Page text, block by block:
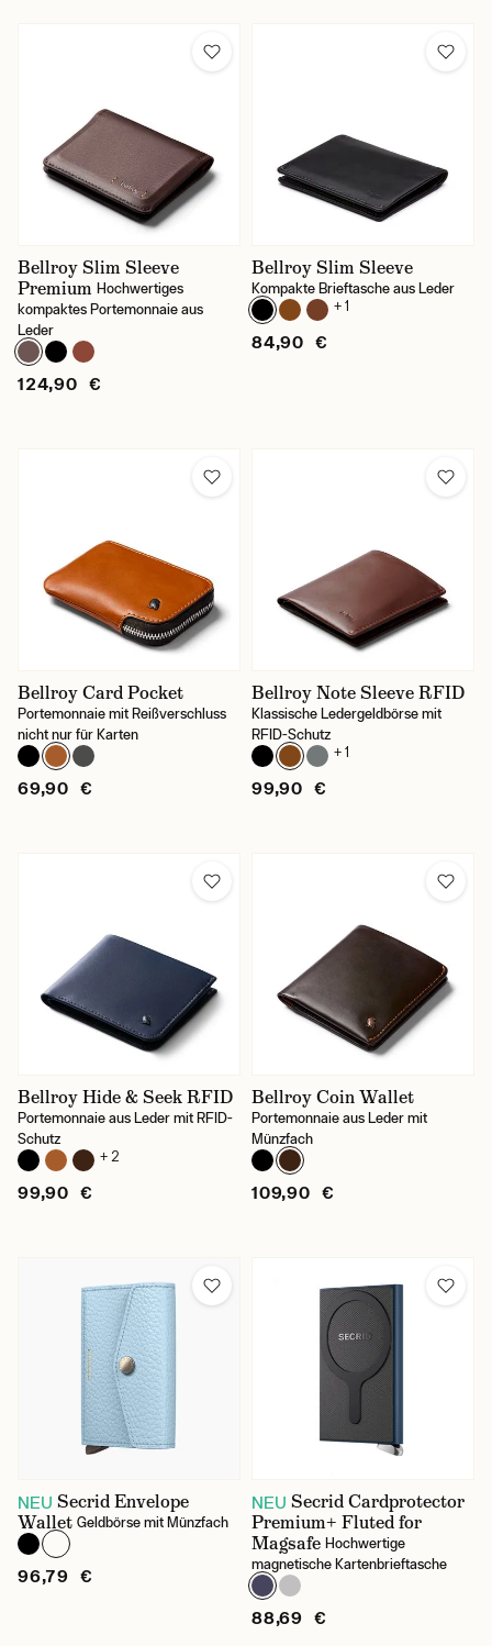
Bellroy Slim Sleeve
Premium Hochwertiges
kompaktes Portemonnaie aus
Leder
124,90 €
Bellroy Slim Sleeve
Kompakte Brieftasche aus Leder
+ 1
84,90 €
Bellroy Card Pocket
Portemonnaie mit Reißverschluss
nicht nur für Karten
69,90 €
Bellroy Note Sleeve RFID
Klassische Ledergeldbörse mit
RFID-Schutz
+ 1
99,90 €
Bellroy Hide & Seek RFID
Portemonnaie aus Leder mit RFID-
Schutz
+ 2
99,90 €
Bellroy Coin Wallet
Portemonnaie aus Leder mit
Münzfach
109,90 €
NEU Secrid Envelope
Wallet Geldbörse mit Münzfach
96,79 €
NEU Secrid Cardprotector
Premium+ Fluted for
Magsafe Hochwertige
magnetische Kartenbrieftasche
88,69 €